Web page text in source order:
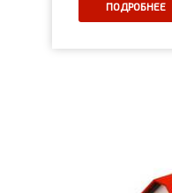
ПОДРОБНЕЕ